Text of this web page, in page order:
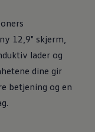
12,9" skjerm,
lader og
dine gir
betjening og en